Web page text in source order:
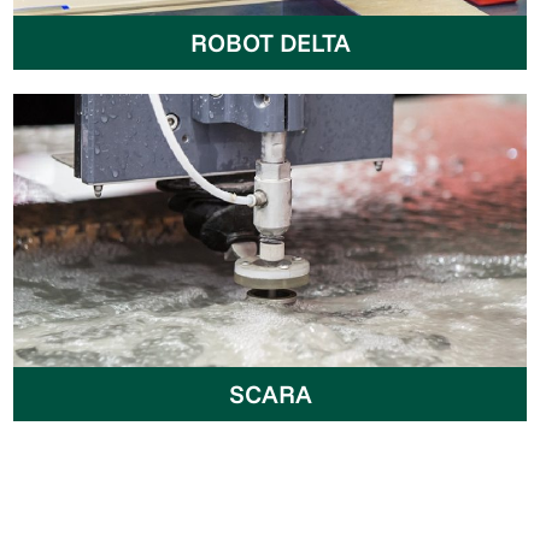
ROBOT DELTA
SCARA